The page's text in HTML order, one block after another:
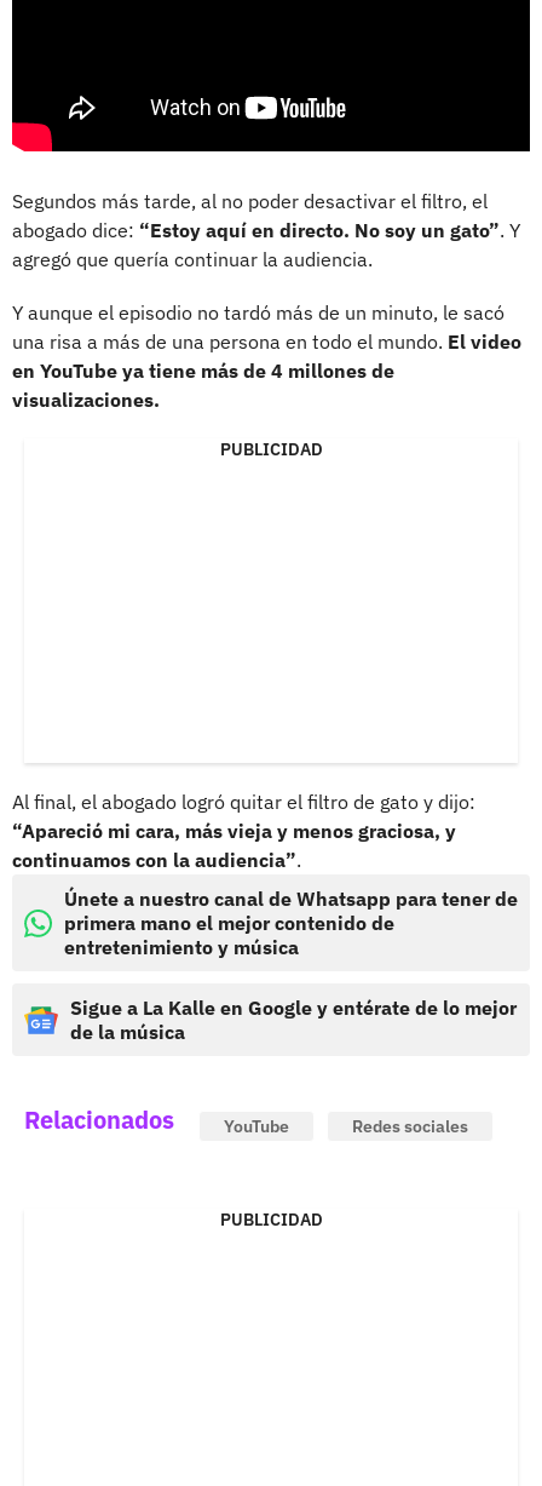
Segundos más tarde, al no poder desactivar el filtro, el
abogado dice: “Estoy aquí en directo. No soy un gato”. Y
agregó que quería continuar la audiencia.
Y aunque el episodio no tardó más de un minuto, le sacó
una risa a más de una persona en todo el mundo. El video
en YouTube ya tiene más de 4 millones de
visualizaciones.
PUBLICIDAD
Al final, el abogado logró quitar el filtro de gato y dijo:
“Apareció mi cara, más vieja y menos graciosa, y
continuamos con la audiencia”.
Únete a nuestro canal de Whatsapp para tener de
primera mano el mejor contenido de
entretenimiento y música
Sigue a La Kalle en Google y entérate de lo mejor
de la música
Relacionados YouTube Redes sociales
PUBLICIDAD